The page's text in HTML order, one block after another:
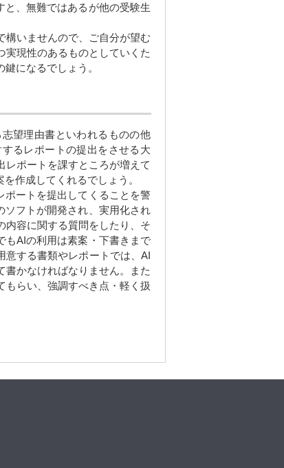
と、無難ではあるが他の受験生
いませんので、ご自分が望む
現性のあるものとしていくた
になるでしょう。
望理由書といわれるものの他
るレポートの提出をさせる大
ポートを課すところが増えて
作成してくれるでしょう。
ートを提出してくることを警
ソフトが開発され、実用化され
内容に関する質問をしたり、そ
もAIの利用は素案・下書きまで
する書類やレポートでは、AI
書かなければなりません。また
もらい、強調すべき点・軽く扱